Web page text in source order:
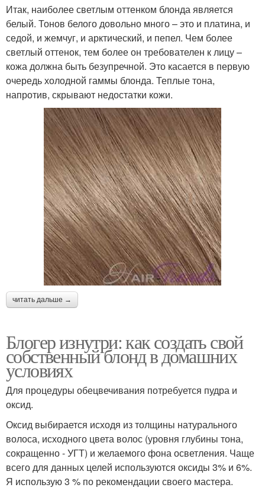
Итак, наиболее светлым оттенком блонда является
белый. Тонов белого довольно много – это и платина, и
седой, и жемчуг, и арктический, и пепел. Чем более
светлый оттенок, тем более он требователен к лицу –
кожа должна быть безупречной. Это касается в первую
очередь холодной гаммы блонда. Теплые тона,
напротив, скрывают недостатки кожи.
читать дальше →
Блогер изнутри: как создать свой
собственный блонд в домашних
условиях
Для процедуры обецвечивания потребуется пудра и
оксид.
Оксид выбирается исходя из толщины натурального
волоса, исходного цвета волос (уровня глубины тона,
сокращенно - УГТ) и желаемого фона осветления. Чаще
всего для данных целей используются оксиды 3% и 6%.
Я использую 3 % по рекомендации своего мастера.